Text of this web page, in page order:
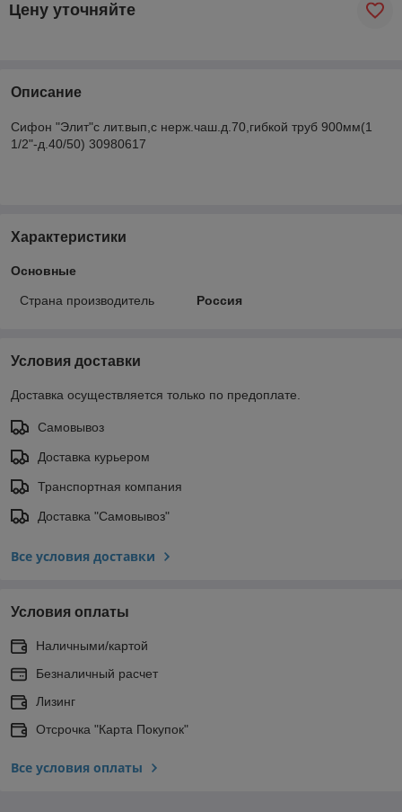
Цену уточняйте
Описание
Сифон "Элит"с лит.вып,с нерж.чаш.д.70,гибкой труб 900мм(1
1/2"-д.40/50) 30980617
Характеристики
Основные
Страна производитель Россия
Условия доставки
Доставка осуществляется только по предоплате.
Самовывоз
Доставка курьером
Транспортная компания
Доставка "Самовывоз"
Все условия доставки
Условия оплаты
Наличными/картой
Безналичный расчет
Лизинг
Отсрочка "Карта Покупок"
Все условия оплаты